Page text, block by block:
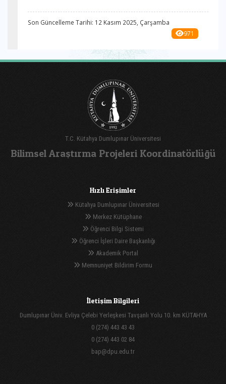
Son Güncelleme Tarihi: 12 Kasım 2025, Çarşamba
971
T.C. Kütahya Dumlupınar Üniversitesi
Bilimsel Araştırma Projeleri Koordinatörlüğü
Hızlı Erişimler
Kütahya Dumlupınar Üniversitesi
Merkez Kütüphane
Öğrenci Bilgi Sistemi
Öğrenci İşleri Daire Başkanlığı
Akademik Portal
Memnuniyet Bildirim Formu
İletişim Bilgileri
Dumlupınar Üniv. Evliya Çelebi Yerleşkesi Tavşanlı Yolu 10. km KÜTAHYA
0 (274) 443 43 43
0 (274) 443 02 84
bap@dpu.edu.tr